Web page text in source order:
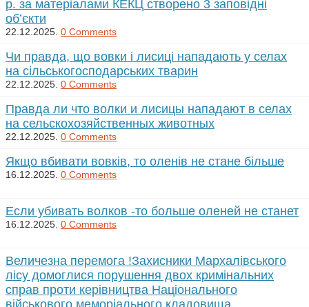
р. за матеріалами КЕКЦ створено 3 заповідні
об’єкти
22.12.2025. 0 Comments
Чи правда, що вовки і лисиці нападають у селах
на сільськогосподарських тварин
22.12.2025. 0 Comments
Правда ли что волки и лисицы нападают в селах
на сельскохозяйственных животных
22.12.2025. 0 Comments
Якщо вбивати вовків, то оленів не стане більше
16.12.2025. 0 Comments
Если убивать волков -то больше оленей не станет
16.12.2025. 0 Comments
Величезна перемога !Захисники Мархалівського
лісу домоглися порушення двох кримінальних
справ проти керівництва Національного
військового меморіального кладовища